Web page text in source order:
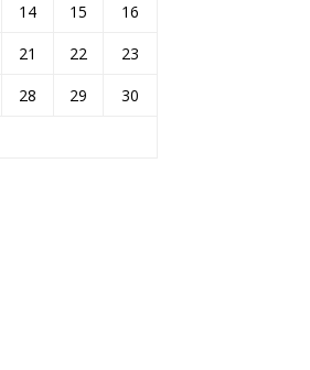
14 15
16
21 22
23
28 29
30